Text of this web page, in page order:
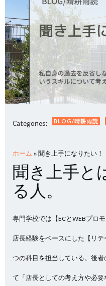
Categories: BLOG/晴耕雨読
ホーム »聞き上手になりたい！
聞き上手と
る人。
専門学校では【ECとWEBプロ
店長経験をベースにした【リ
つの科目を担当している。後
て「店長としての考え方や必